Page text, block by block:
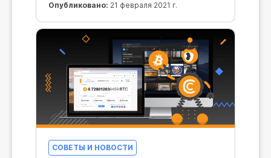
охотно в это верим, наблюдая, как
биткоин вырос на 70% с начала 2021
Опубликовано: 21 февраля 2021 г.
СОВЕТЫ И НОВОСТИ